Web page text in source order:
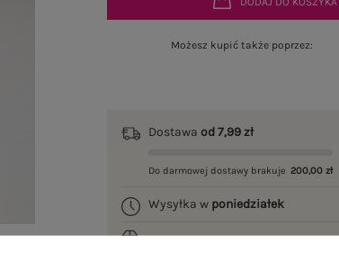
Możesz kupić także poprzez:
Dostawaod 7,99 zł
Do darmowej dostawy brakuje 200,00 zł
Wysyłka w poniedziałek
100 dni na zwrot